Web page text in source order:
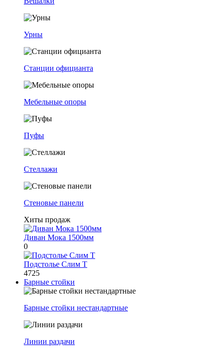
Урны
Станции официанта
Мебельные опоры
Пуфы
Стеллажи
Стеновые панели
Хиты продаж
Диван Мока 1500мм
0
Подстолье Слим Т
4725
Барные стойки
Барные стойки нестандартные
Линии раздачи